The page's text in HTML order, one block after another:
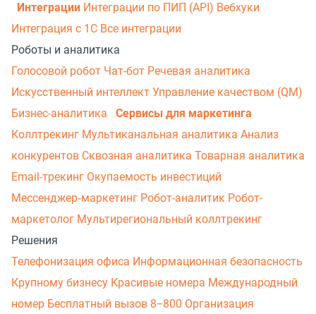
Интеграции Интеграции по ПИП (API) Вебхуки
Интеграция с 1С Все интеграции
Роботы и аналитика
Голосовой робот Чат-бот Речевая аналитика
Искусственный интеллект Управление качеством (QM)
Бизнес-аналитика
Сервисы для маркетинга
Коллтрекинг Мультиканальная аналитика Анализ
конкурентов Сквозная аналитика Товарная аналитика
Email-трекинг Окупаемость инвестиций
Мессенджер‑маркетинг Робот-аналитик Робот-
маркетолог Мультирегиональный коллтрекинг
Решения
Телефонизация офиса Информационная безопасность
Крупному бизнесу Красивые номера Международный
номер Бесплатный вызов 8−800 Организация